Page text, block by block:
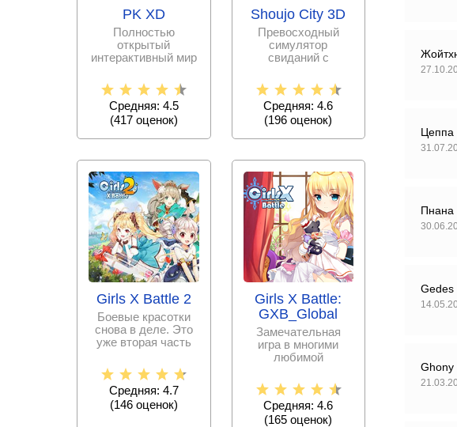
Цеппа
Пнана
Gedes
Ghony
PK XD
Полностью
открытый
интерактивный мир
функционалом, а
также
возможностью
Средняя: 4.5
(417оценок)
Shoujo City 3D
Превосходный
симулятор
свиданий с
проработкой
открытого мира
Токио, в 3D
Средняя: 4.6
(196 оценок)
Girls X Battle 2
Боевые красотки
снова в деле. Это
уже вторая часть
приключениях
настоящих
Средняя: 4.7
(146оценок)
Girls X Battle:
GXB_Global
Замечательная
игра в многими
любимой
где вам предстоит
Средняя: 4.6
(165 оценок)